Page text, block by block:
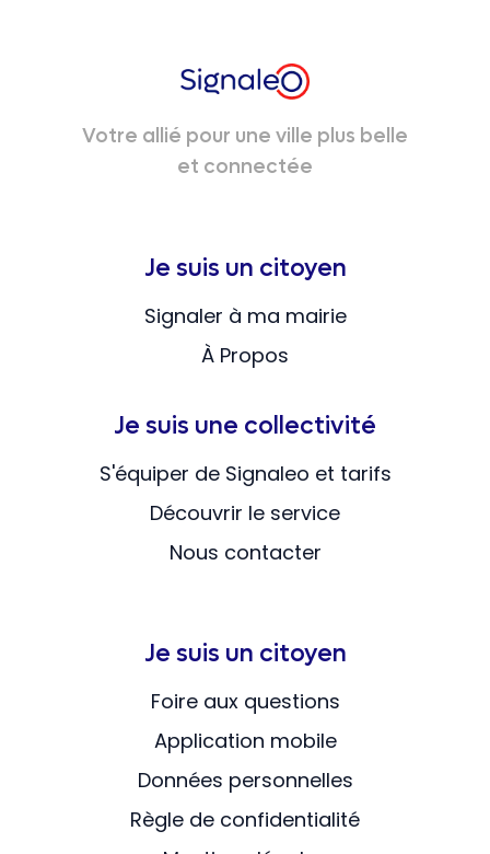
Votre allié pour une ville plus belle
et connectée
Je suis un citoyen
Signaler à ma mairie
À Propos
Je suis une collectivité
S'équiper de Signaleo et tarifs
Découvrir le service
Nous contacter
Je suis un citoyen
Foire aux questions
Application mobile
Données personnelles
Règle de confidentialité